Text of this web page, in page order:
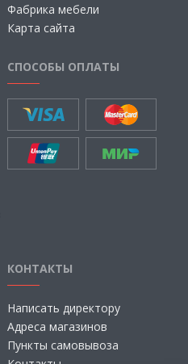
Фабрика мебели
Карта сайта
СПОСОБЫ ОПЛАТЫ
КОНТАКТЫ
Написать директору
Адреса магазинов
Пункты самовывоза